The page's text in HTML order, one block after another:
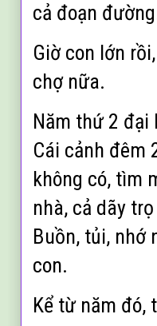
cả đoạn
Giờ con lớn
chợ nữa.
Năm thứ 2 đại
Cái cảnh đêm
không có, tìm
nhà, cả dãy
Buồn, tủi, nhớ
con.
Kể từ năm đó,